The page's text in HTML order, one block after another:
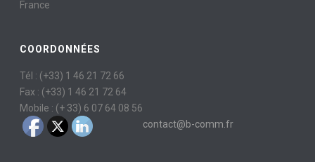
France
COORDONNÉES
Tél : (+33) 1 46 21 72 66
Fax : (+33) 1 46 21 72 64
Mobile : (+ 33) 6 07 64 08 56
contact@b-comm.fr